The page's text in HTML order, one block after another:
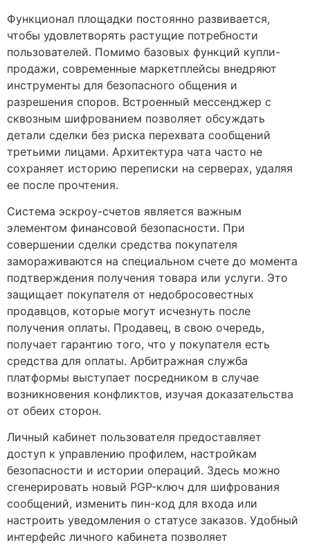
Функционал площадки постоянно развивается,
чтобы удовлетворять растущие потребности
пользователей. Помимо базовых функций купли-
продажи, современные маркетплейсы внедряют
инструменты для безопасного общения и
разрешения споров. Встроенный мессенджер с
сквозным шифрованием позволяет обсуждать
детали сделки без риска перехвата сообщений
третьими лицами. Архитектура чата часто не
сохраняет историю переписки на серверах, удаляя
ее после прочтения.
Система эскроу-счетов является важным
элементом финансовой безопасности. При
совершении сделки средства покупателя
замораживаются на специальном счете до момента
подтверждения получения товара или услуги. Это
защищает покупателя от недобросовестных
продавцов, которые могут исчезнуть после
получения оплаты. Продавец, в свою очередь,
получает гарантию того, что у покупателя есть
средства для оплаты. Арбитражная служба
платформы выступает посредником в случае
возникновения конфликтов, изучая доказательства
от обеих сторон.
Личный кабинет пользователя предоставляет
доступ к управлению профилем, настройкам
безопасности и истории операций. Здесь можно
сгенерировать новый PGP-ключ для шифрования
сообщений, изменить пин-код для входа или
настроить уведомления о статусе заказов. Удобный
интерфейс личного кабинета позволяет